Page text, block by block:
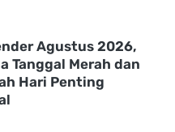
Agustus 2026,
Tanggal Merah dan
Hari Penting